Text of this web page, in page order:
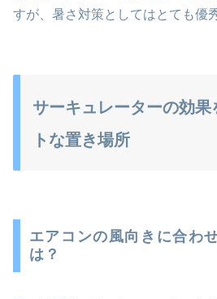
すが、暑さ対策としてはとても優
サーキュレーターの効果
トな置き場所
エアコンの風向きに合わ
は？